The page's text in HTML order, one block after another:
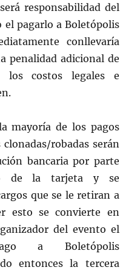
responsabilidad del
pagarlo a Boletópolis
conllevaría
penalidad adicional de
los costos legales e
mayoría de los pagos
robadas serán
bancaria por parte
de la tarjeta y se
que se le retiran a
esto se convierte en
del evento el
a Boletópolis
entonces la tercera